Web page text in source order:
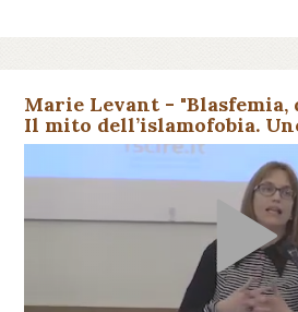
Marie Levant -
Il mito dell’islamofobia.
storico sulla caric...